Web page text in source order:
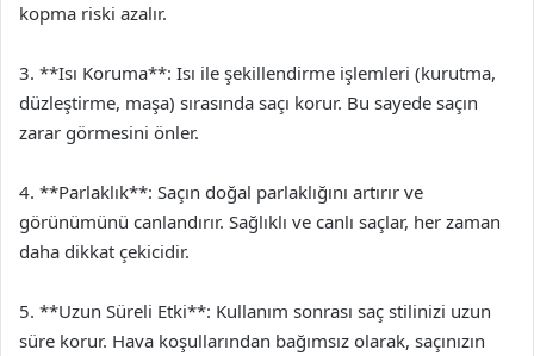
kopma riski azalır.
3. **Isı Koruma**: Isı ile şekillendirme işlemleri (kurutma,
düzleştirme, maşa) sırasında saçı korur. Bu sayede saçın
zarar görmesini önler.
4. **Parlaklık**: Saçın doğal parlaklığını artırır ve
görünümünü canlandırır. Sağlıklı ve canlı saçlar, her zaman
daha dikkat çekicidir.
5. **Uzun Süreli Etki**: Kullanım sonrası saç stilinizi uzun
süre korur. Hava koşullarından bağımsız olarak, saçınızın